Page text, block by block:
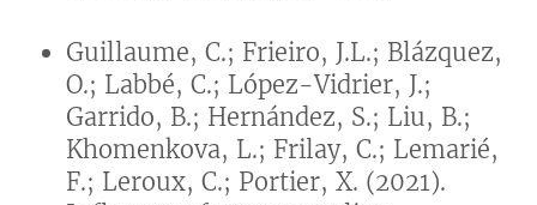
Guillaume, C.; Frieiro, J.L.; Blázquez,
O.; Labbé, C.; López-Vidrier, J.;
Garrido, B.; Hernández, S.; Liu, B.;
Khomenkova, L.; Frilay, C.; Lemarié,
F.; Leroux, C.; Portier, X. (2021).